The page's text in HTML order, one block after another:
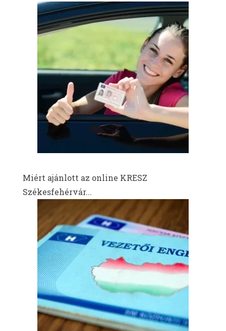
Miért ajánlott az online KRESZ
Székesfehérvár...